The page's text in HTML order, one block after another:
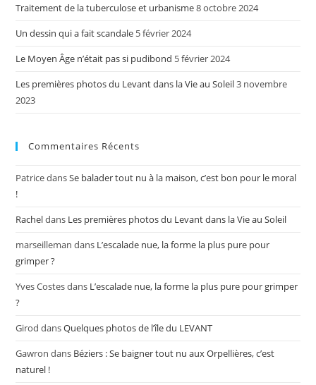
Traitement de la tuberculose et urbanisme8 octobre 2024
Un dessin qui a fait scandale 5 février 2024
Le Moyen Âge n’était pas si pudibond 5 février 2024
Les premières photos du Levant dans la Vie au Soleil3 novembre
2023
Commentaires Récents
PatricedansSe balader tout nu à la maison, c’est bon pour le moral
!
Racheldans Les premières photos du Levant dans la Vie au Soleil
marseilleman dans L’escalade nue, la forme la plus pure pour
grimper ?
Yves Costesdans L’escalade nue, la forme la plus pure pour grimper
?
Girod dansQuelques photos de l’île du LEVANT
Gawron dans Béziers : Se baigner tout nu aux Orpellières, c’est
naturel !